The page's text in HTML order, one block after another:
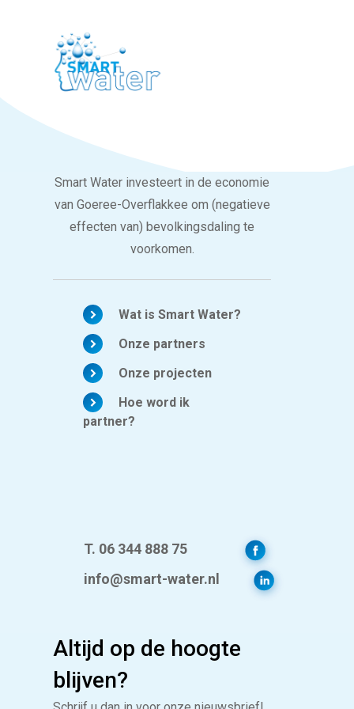
Smart Water investeert in de economie
van Goeree-Overflakkee om (negatieve
effecten van) bevolkingsdaling te
voorkomen.
Wat is Smart Water?
Onze partners
Onze projecten
Hoe word ik
partner?
T. 06 344 888 75
info@smart-water.nl
Altijd op de hoogte
blijven?